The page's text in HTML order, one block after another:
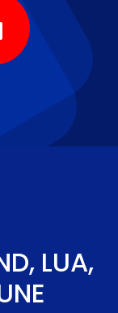
LUA,